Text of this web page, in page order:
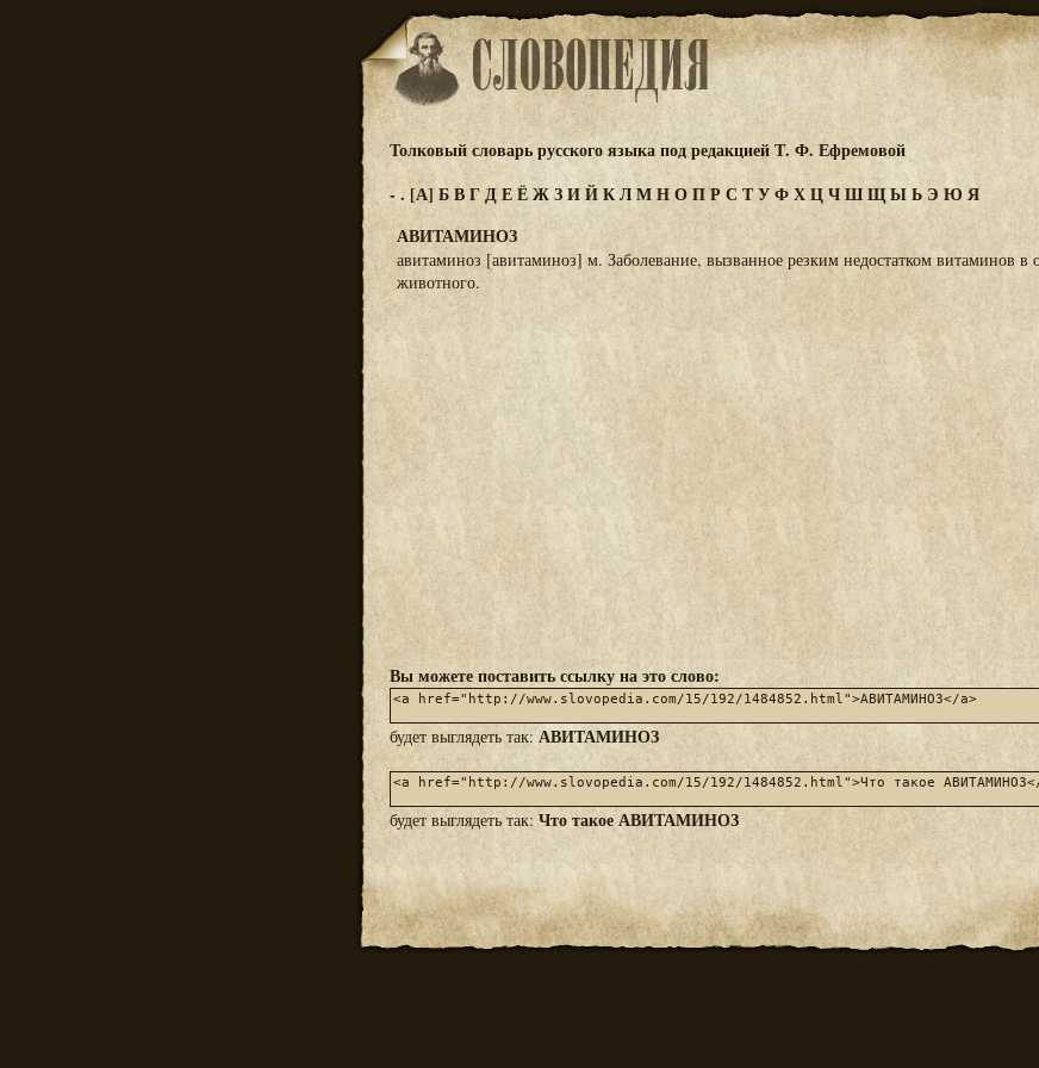
Толковый словарь русского языка под редакцией Т. Ф. Ефремовой
-. [А] БВГДЕЁЖЗИЙКЛМНОПР С ТУФХЦЧШЩЫЬ Э Ю Я
АВИТАМИНОЗ
авитаминоз [авитаминоз] м. Заболевание, вызванное резким недостатком витаминов в
животного.
Вы можете поставить ссылку на это слово:
будет выглядеть так: АВИТАМИНОЗ
будет выглядеть так:Что такое АВИТАМИНОЗ